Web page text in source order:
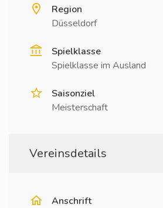
Region
Düsseldorf
Spielklasse
Spielklasse im Ausland
Saisonziel
Meisterschaft
Vereinsdetails
Anschrift